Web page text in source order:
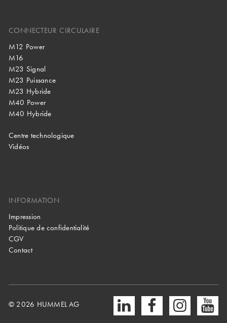
CONNECTEUR CIRCULAIRE
M12 Power
M16
M23 Signal
M23 Puissance
M23 Hybride
M40 Power
M40 Hybride
Centre technologique
Vidéos
INFORMATION
Impression
Politique de confidentialité
CGV
Contact
© 2026 HUMMEL AG